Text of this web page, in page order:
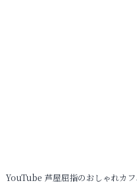
YouTube 芦屋屈指のおしゃれカ